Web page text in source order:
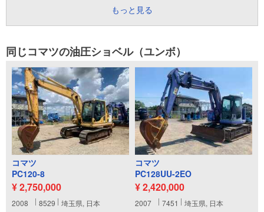
もっと見る
同じコマツの油圧ショベル（ユンボ）
コマツ
PC120-8
¥ 2,750,000
2008 8529 埼玉県, 日本
コマツ
PC128UU-2EO
¥ 2,420,000
2007 7451 埼玉県, 日本